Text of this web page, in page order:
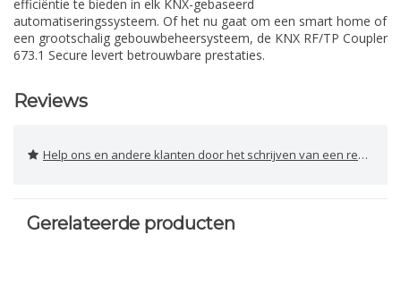
efficiëntie te bieden in elk KNX-gebaseerd
automatiseringssysteem. Of het nu gaat om een smart home of
een grootschalig gebouwbeheersysteem, de KNX RF/TP Coupler
673.1 Secure levert betrouwbare prestaties.
Reviews
Help ons en andere klanten door het schrijven van een review
Gerelateerde producten